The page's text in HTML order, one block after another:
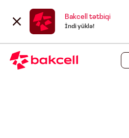
Bakcell tətbiqi
İndi yüklə!